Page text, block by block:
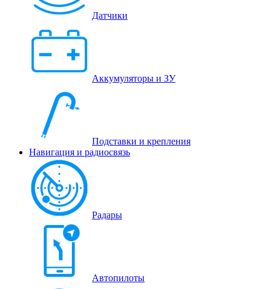
Датчики
Аккумуляторы и ЗУ
Подставки и крепления
Навигация и радиосвязь
Радары
Автопилоты